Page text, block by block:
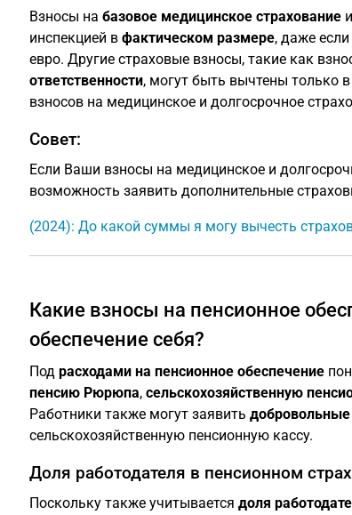
Взносы на базовое медицинское страхованиеи
инспекцией в фактическом размере, даже
евро. Другие страховые взносы, такие как
ответственности, могут быть вычтены только
взносов на медицинское и долгосрочное
Совет:
Если Ваши взносы на медицинское и
возможность заявить дополнительные
(2024): До какой суммы я могу вычесть
Какие взносы на пенсионное
обеспечение себя?
Под расходами на пенсионное обеспечение
пенсию Рюрюпа, сельскохозяйственную
Работники также могут заявить
сельскохозяйственную пенсионную кассу.
Доля работодателя в пенсионном
Поскольку также учитывается доля